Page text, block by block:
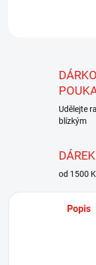
Udělejte
blízkým
od 1500
Popis